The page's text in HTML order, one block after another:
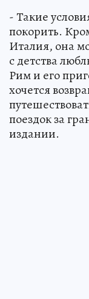
- Такие
покорить.
Италия, она
с детства
Рим и его
хочется
поездок за
издании.